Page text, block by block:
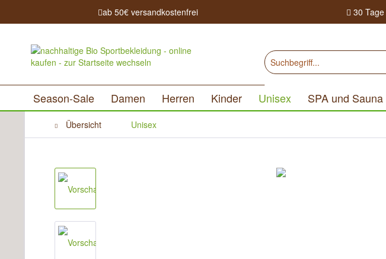
ab 50€ versandkostenfrei 30 Tage
Season-Sale Damen Herren Kinder Unisex SPA und Sauna
Übersicht Unisex